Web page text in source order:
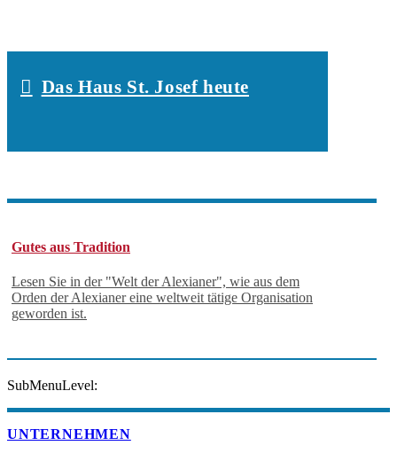
Das Haus St. Josef heute
Gutes aus Tradition
Lesen Sie in der "Welt der Alexianer", wie aus dem
Orden der Alexianer eine weltweit tätige Organisation
geworden ist.
SubMenuLevel:
UNTERNEHMEN